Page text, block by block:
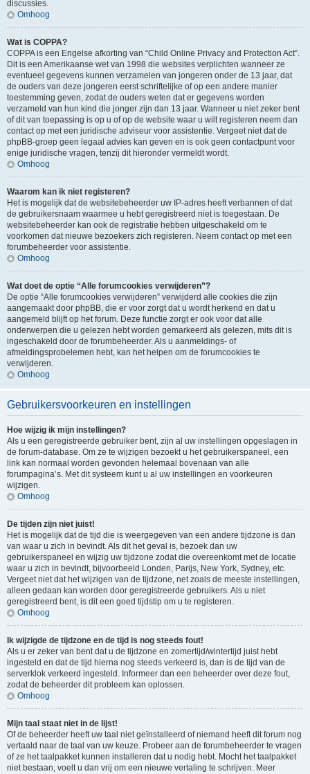
discussies.
Omhoog
Wat is COPPA?
COPPA is een Engelse afkorting van “Child Online Privacy and Protection Act”.
Dit is een Amerikaanse wet van 1998 die websites verplichten wanneer ze
eventueel gegevens kunnen verzamelen van jongeren onder de 13 jaar, dat
de ouders van deze jongeren eerst schriftelijke of op een andere manier
toestemming geven, zodat de ouders weten dat er gegevens worden
verzameld van hun kind die jonger zijn dan 13 jaar. Wanneer u niet zeker bent
of dit van toepassing is op u of op de website waar u wilt registeren neem dan
contact op met een juridische adviseur voor assistentie. Vergeet niet dat de
phpBB-groep geen legaal advies kan geven en is ook geen contactpunt voor
enige juridische vragen, tenzij dit hieronder vermeldt wordt.
Omhoog
Waarom kan ik niet registeren?
Het is mogelijk dat de websitebeheerder uw IP-adres heeft verbannen of dat
de gebruikersnaam waarmee u hebt geregistreerd niet is toegestaan. De
websitebeheerder kan ook de registratie hebben uitgeschakeld om te
voorkomen dat nieuwe bezoekers zich registeren. Neem contact op met een
forumbeheerder voor assistentie.
Omhoog
Wat doet de optie “Alle forumcookies verwijderen”?
De optie “Alle forumcookies verwijderen” verwijderd alle cookies die zijn
aangemaakt door phpBB, die er voor zorgt dat u wordt herkend en dat u
aangemeld blijft op het forum. Deze functie zorgt er ook voor dat alle
onderwerpen die u gelezen hebt worden gemarkeerd als gelezen, mits dit is
ingeschakeld door de forumbeheerder. Als u aanmeldings- of
afmeldingsprobelemen hebt, kan het helpen om de forumcookies te
verwijderen.
Omhoog
Gebruikersvoorkeuren en instellingen
Hoe wijzig ik mijn instellingen?
Als u een geregistreerde gebruiker bent, zijn al uw instellingen opgeslagen in
de forum-database. Om ze te wijzigen bezoekt u het gebruikerspaneel, een
link kan normaal worden gevonden helemaal bovenaan van alle
forumpagina’s. Met dit systeem kunt u al uw instellingen en voorkeuren
wijzigen.
Omhoog
De tijden zijn niet juist!
Het is mogelijk dat de tijd die is weergegeven van een andere tijdzone is dan
van waar u zich in bevindt. Als dit het geval is, bezoek dan uw
gebruikerspaneel en wijzig uw tijdzone zodat die overeenkomt met de locatie
waar u zich in bevindt, bijvoorbeeld Londen, Parijs, New York, Sydney, etc.
Vergeet niet dat het wijzigen van de tijdzone, net zoals de meeste instellingen,
alleen gedaan kan worden door geregistreerde gebruikers. Als u niet
geregistreerd bent, is dit een goed tijdstip om u te registeren.
Omhoog
Ik wijzigde de tijdzone en de tijd is nog steeds fout!
Als u er zeker van bent dat u de tijdzone en zomertijd/wintertijd juist hebt
ingesteld en dat de tijd hierna nog steeds verkeerd is, dan is de tijd van de
serverklok verkeerd ingesteld. Informeer dan een beheerder over deze fout,
zodat de beheerder dit probleem kan oplossen.
Omhoog
Mijn taal staat niet in de lijst!
Of de beheerder heeft uw taal niet geïnstalleerd of niemand heeft dit forum nog
vertaald naar de taal van uw keuze. Probeer aan de forumbeheerder te vragen
of ze het taalpakket kunnen installeren dat u nodig hebt. Mocht het taalpakket
niet bestaan, voelt u dan vrij om een nieuwe vertaling te schrijven. Meer